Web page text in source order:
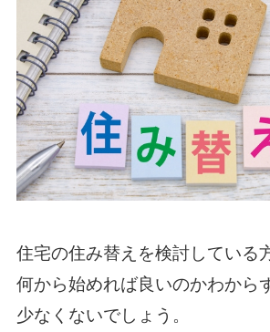
住宅の住み替えを検討している
何から始めれば良いのかわから
少なくないでしょう。